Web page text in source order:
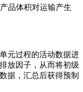
品体积对运输产生
元过程的活动数据进
放因子，从而将初级
据，汇总后获得预制